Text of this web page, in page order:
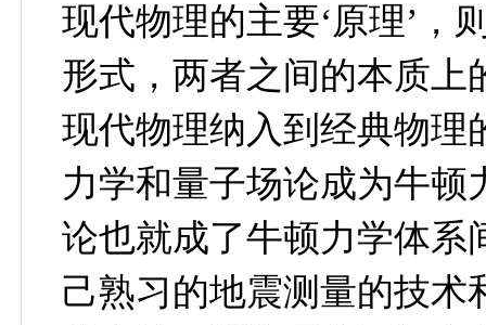
现代物理的主要‘原理’，
形式，两者之间的本质上
现代物理纳入到经典物理
力学和量子场论成为牛
论也就成了牛顿力学体系
己熟习的地震测量的技术